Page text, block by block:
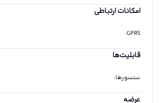
امکانات ارتباطی
GPRS
:
قابلیت‌ها
سنسورها:
عرضه